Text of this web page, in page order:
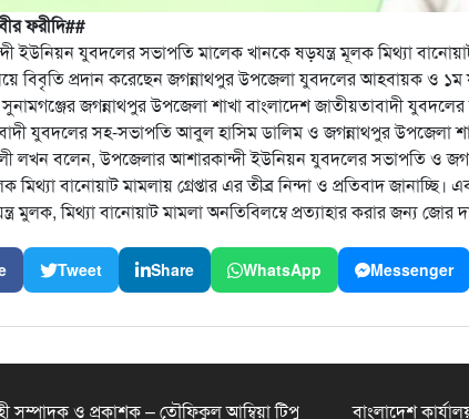
ফরীদি##
ইউনিয়ন যুবদলের সভাপতি মালেক খানকে ষড়যন্ত্র মূলক মিথ্যা বানোয়াট
বিবৃতি প্রদান করেছেন জগন্নাথপুর উপজেলা যুবদলের আহবায়ক ও
জগন্নাথপুর উপজেলা শাখা বাংলাদেশ জাতীয়তাবাদী
যুবদলের সহ-সভাপতি আবুল হাসিম ডালিম ও জগন্নাথপুর উপজেলা
লখন বলেন, উপজেলার আশারকান্দী ইউনিয়ন যুবদলের সভাপতি ও
মিথ্যা বানোয়াট মামলায় গ্রেপ্তার এর তীব্র নিন্দা ও প্রতিবাদ
মুলক, মিথ্যা বানোয়াট মামলা অনতিবিলম্বে প্রত্যাহার করার জন্য জোর
Tweet Share WhatsApp Messenger
সম্পাদক ও প্রকাশক – তৌফিকুল আম্বিয়া টিপু বাংলাদেশ